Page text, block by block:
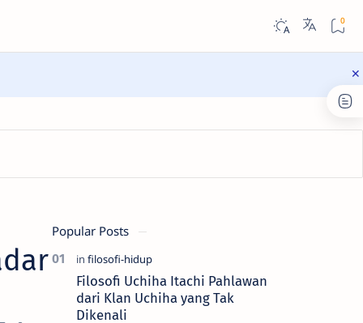
Popular Posts
Filosofi Uchiha Itachi Pahlawan
dari Klan Uchiha yang Tak
Dikenali